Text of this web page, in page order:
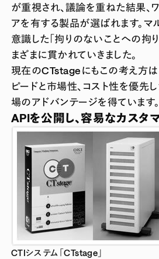
が重視され、議論を重ねた結果、
アを有する製品が選ばれます。マ
意識した「拘りのないことへの拘
まざまに貫かれていきました。
現在のCTstageにもこの考え方は
ピードと市場性、コスト性を優先
場のアドバンテージを得ています。
APIを公開し、容易なカスタ
CTIシステム「CTstage」